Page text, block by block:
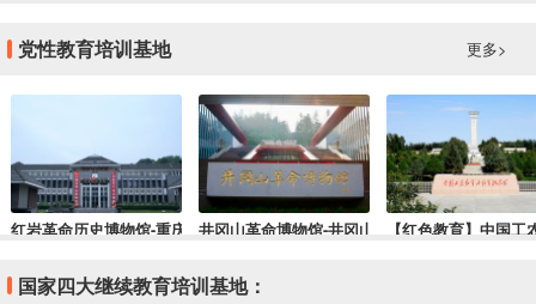
党性教育培训基地 更多>
红岩革命历史博物馆-重庆红色培训基地井冈山革命博物馆-井冈山红色教育培训基地
【红色教育】中国
国家四大继续教育培训基地：